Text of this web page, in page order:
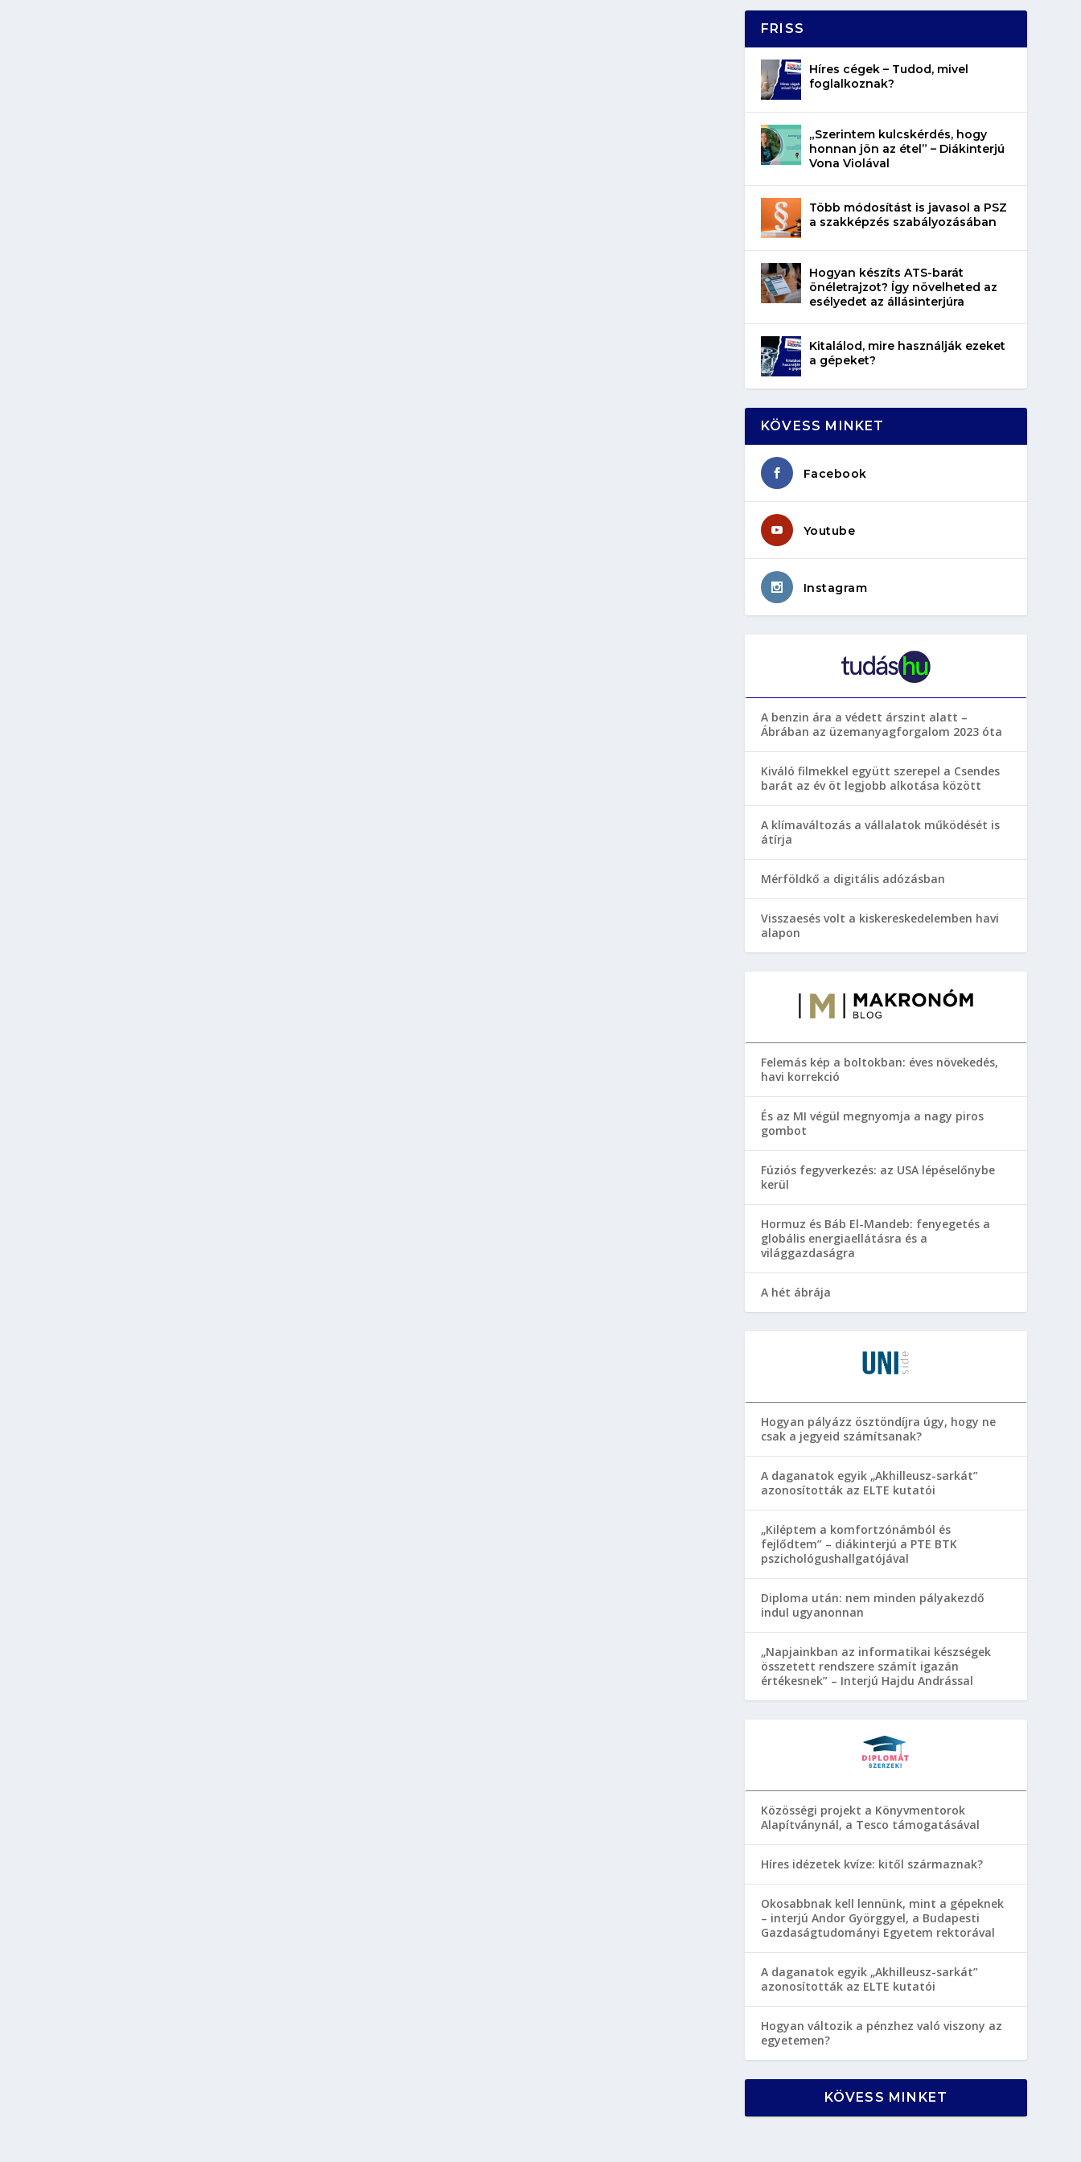
FRISS
Híres cégek – Tudod, mivel
foglalkoznak?
„Szerintem kulcskérdés, hogy
honnan jön az étel” – Diákinterjú
Vona Violával
Több módosítást is javasol a PSZ
a szakképzés szabályozásában
Hogyan készíts ATS-barát
önéletrajzot? Így növelheted az
esélyedet az állásinterjúra
Kitalálod, mire használják ezeket
a gépeket?
KÖVESS MINKET
Facebook
Youtube
Instagram
A benzin ára a védett árszint alatt –
Ábrában az üzemanyagforgalom 2023 óta
Kiváló filmekkel együtt szerepel a Csendes
barát az év öt legjobb alkotása között
A klímaváltozás a vállalatok működését is
átírja
Mérföldkő a digitális adózásban
Visszaesés volt a kiskereskedelemben havi
alapon
Felemás kép a boltokban: éves növekedés,
havi korrekció
És az MI végül megnyomja a nagy piros
gombot
Fúziós fegyverkezés: az USA lépéselőnybe
kerül
Hormuz és Báb El-Mandeb: fenyegetés a
globális energiaellátásra és a
világgazdaságra
A hét ábrája
Hogyan pályázz ösztöndíjra úgy, hogy ne
csak a jegyeid számítsanak?
A daganatok egyik „Akhilleusz-sarkát”
azonosították az ELTE kutatói
„Kiléptem a komfortzónámból és
fejlődtem” – diákinterjú a PTE BTK
pszichológushallgatójával
Diploma után: nem minden pályakezdő
indul ugyanonnan
„Napjainkban az informatikai készségek
összetett rendszere számít igazán
értékesnek” – Interjú Hajdu Andrással
Közösségi projekt a Könyvmentorok
Alapítványnál, a Tesco támogatásával
Híres idézetek kvíze: kitől származnak?
Okosabbnak kell lennünk, mint a gépeknek
– interjú Andor Györggyel, a Budapesti
Gazdaságtudományi Egyetem rektorával
A daganatok egyik „Akhilleusz-sarkát”
azonosították az ELTE kutatói
Hogyan változik a pénzhez való viszony az
egyetemen?
KÖVESS MINKET